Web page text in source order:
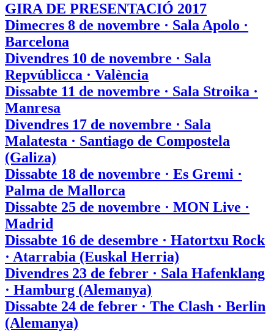
GIRA DE PRESENTACIÓ 2017
Dimecres 8 de novembre · Sala Apolo ·
Barcelona
Divendres 10 de novembre · Sala
Repvúblicca · València
Dissabte 11 de novembre · Sala Stroika ·
Manresa
Divendres 17 de novembre · Sala
Malatesta · Santiago de Compostela
(Galiza)
Dissabte 18 de novembre · Es Gremi ·
Palma de Mallorca
Dissabte 25 de novembre · MON Live ·
Madrid
Dissabte 16 de desembre · Hatortxu Rock
· Atarrabia (Euskal Herria)
Divendres 23 de febrer · Sala Hafenklang
· Hamburg (Alemanya)
Dissabte 24 de febrer · The Clash · Berlin
(Alemanya)